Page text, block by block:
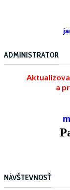
ADMINISTRATOR
a
NÁVŠTEVNOSŤ